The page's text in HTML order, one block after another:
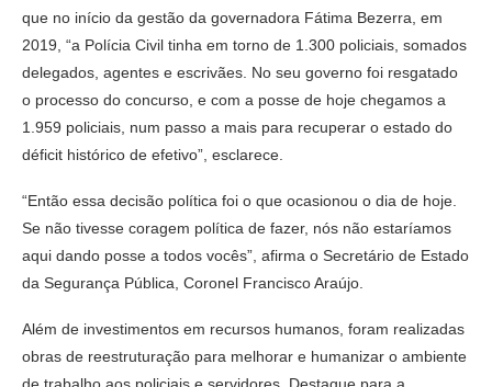
que no início da gestão da governadora Fátima Bezerra, em
2019, “a Polícia Civil tinha em torno de 1.300 policiais, somados
delegados, agentes e escrivães. No seu governo foi resgatado
o processo do concurso, e com a posse de hoje chegamos a
1.959 policiais, num passo a mais para recuperar o estado do
déficit histórico de efetivo”, esclarece.
“Então essa decisão política foi o que ocasionou o dia de hoje.
Se não tivesse coragem política de fazer, nós não estaríamos
aqui dando posse a todos vocês”, afirma o Secretário de Estado
da Segurança Pública, Coronel Francisco Araújo.
Além de investimentos em recursos humanos, foram realizadas
obras de reestruturação para melhorar e humanizar o ambiente